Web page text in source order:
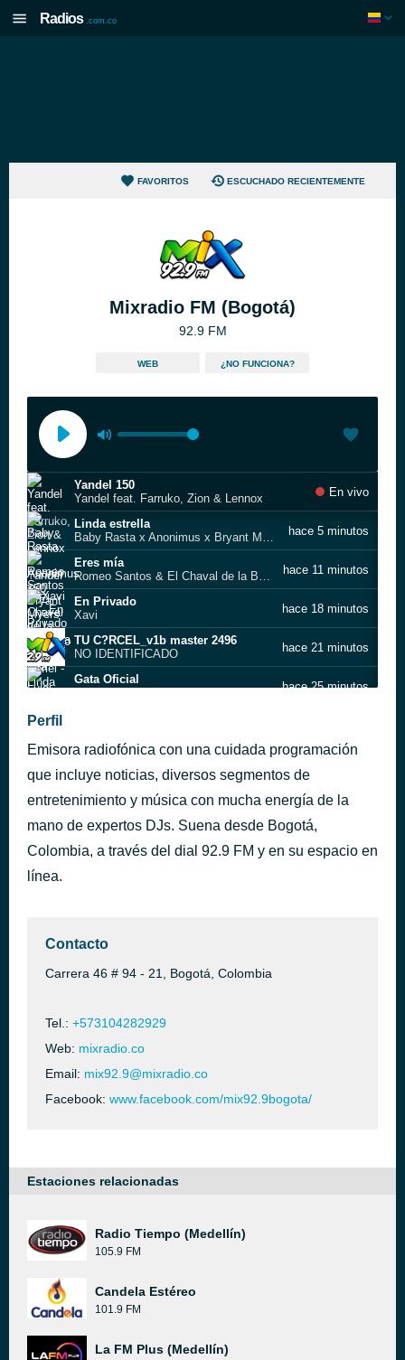
Radios .com.co
FAVORITOS ESCUCHADO RECIENTEMENTE
Mixradio FM (Bogotá)
92.9 FM
WEB ¿NO FUNCIONA?
Yandel 150
Yandel feat. Farruko, Zion & Lennox
En vivo
Linda estrella
Baby Rasta x Anonimus x Bryant Myers x Brytiago x Noriel
hace 5 minutos
Eres mía
Romeo Santos & El Chaval de la Bachata
hace 11 minutos
En Privado
Xavi
hace 18 minutos
TU C?RCEL_v1b master 2496
NO IDENTIFICADO
hace 21 minutos
Gata Oficial
hace 25 minutos
MACDONALDS
Blessd, Kybba
Dime qué te pasó
Wisin & Yandel
hace 43 minutos
Dalmation
J. Balvin & Khalid
Perfil
Emisora radiofónica con una cuidada programación
que incluye noticias, diversos segmentos de
entretenimiento y música con mucha energía de la
mano de expertos DJs. Suena desde Bogotá,
Colombia, a través del dial 92.9 FM y en su espacio en
línea.
Contacto
Carrera 46 # 94 - 21, Bogotá, Colombia
Tel.: +573104282929
Web: mixradio.co
Email: mix92.9@mixradio.co
Facebook: www.facebook.com/mix92.9bogota/
Estaciones relacionadas
Radio Tiempo (Medellín)
105.9 FM
Candela Estéreo
101.9 FM
La FM Plus (Medellín)